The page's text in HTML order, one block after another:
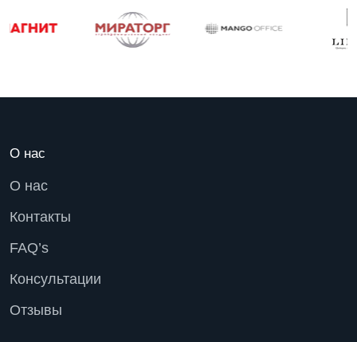
О нас
О нас
Контакты
FAQ’s
Консультации
Отзывы